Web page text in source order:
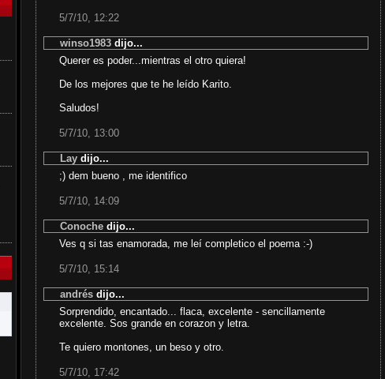
5/7/10, 12:22
winso1983 dijo...
Querer es poder...mientras el otro quiera!
De los mejores que te he leído Karito.
Saludos!
5/7/10, 13:00
Lay dijo...
;) dem bueno , me identifico
5/7/10, 14:09
Conoche dijo...
Ves q si tas enamorada, me leí completico el poema :-)
5/7/10, 15:14
andrés dijo...
Sorprendido, encantado... flaca, excelente - sencillamente
excelente. Sos grande en corazon y letra.
Te quiero montones, un beso y otro.
5/7/10, 17:42